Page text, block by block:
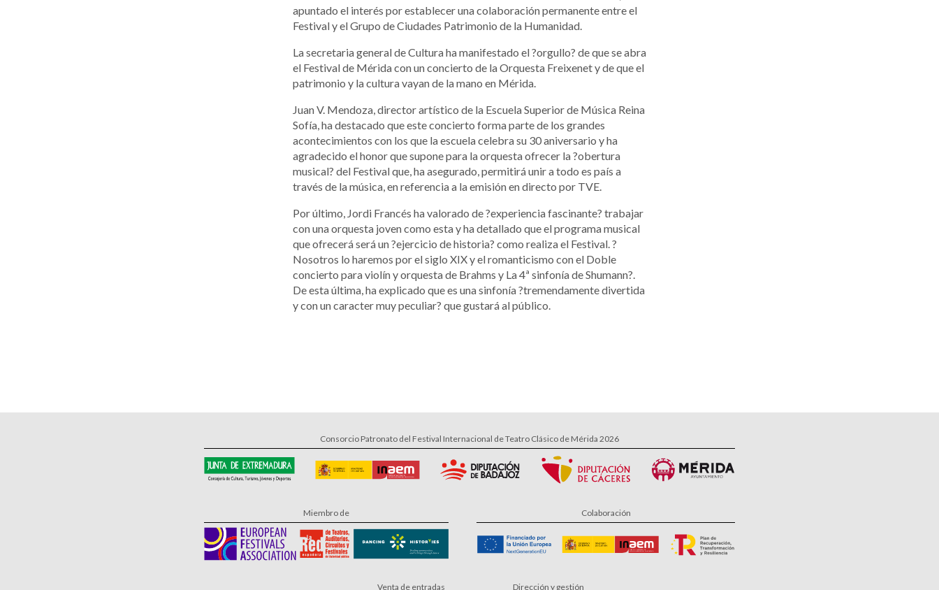
apuntado el interés por establecer una colaboración permanente entre el
Festival y el Grupo de Ciudades Patrimonio de la Humanidad.
La secretaria general de Cultura ha manifestado el ?orgullo? de que se abra
el Festival de Mérida con un concierto de la Orquesta Freixenet y de que el
patrimonio y la cultura vayan de la mano en Mérida.
Juan V. Mendoza, director artístico de la Escuela Superior de Música Reina
Sofía, ha destacado que este concierto forma parte de los grandes
acontecimientos con los que la escuela celebra su 30 aniversario y ha
agradecido el honor que supone para la orquesta ofrecer la ?obertura
musical? del Festival que, ha asegurado, permitirá unir a todo es país a
través de la música, en referencia a la emisión en directo por TVE.
Por último, Jordi Francés ha valorado de ?experiencia fascinante? trabajar
con una orquesta joven como esta y ha detallado que el programa musical
que ofrecerá será un ?ejercicio de historia? como realiza el Festival. ?
Nosotros lo haremos por el siglo XIX y el romanticismo con el Doble
concierto para violín y orquesta de Brahms y La 4ª sinfonía de Shumann?.
De esta última, ha explicado que es una sinfonía ?tremendamente divertida
y con un caracter muy peculiar? que gustará al público.
Consorcio Patronato del Festival Internacional de Teatro Clásico de Mérida 2026
Miembro de Colaboración
Venta de entradas Dirección y gestión